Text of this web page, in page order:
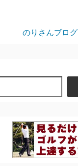
のりさんブログ